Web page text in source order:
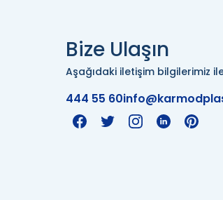
Bize Ulaşın
Aşağıdaki iletişim bilgilerimiz
444 55 60